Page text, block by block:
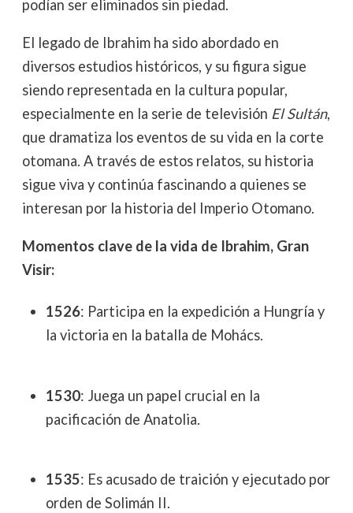
podían ser eliminados sin piedad.
El legado de Ibrahim ha sido abordado en
diversos estudios históricos, y su figura sigue
siendo representada en la cultura popular,
especialmente en la serie de televisión El Sultán,
que dramatiza los eventos de su vida en la corte
otomana. A través de estos relatos, su historia
sigue viva y continúa fascinando a quienes se
interesan por la historia del Imperio Otomano.
Momentos clave de la vida de Ibrahim, Gran
Visir:
1526: Participa en la expedición a Hungría y
la victoria en la batalla de Mohács.
1530: Juega un papel crucial en la
pacificación de Anatolia.
1535: Es acusado de traición y ejecutado por
orden de Solimán II.